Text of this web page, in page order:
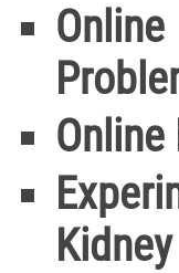
Online